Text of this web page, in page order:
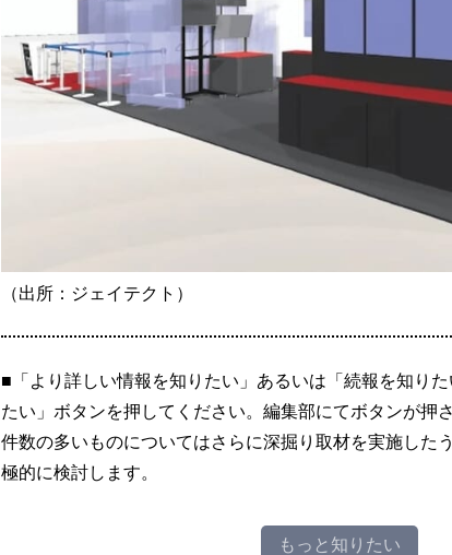
（出所：ジェイテクト）
■「より詳しい情報を知りたい」あるいは「続報を知り
たい」ボタンを押してください。編集部にてボタンが押
件数の多いものについてはさらに深掘り取材を実施した
極的に検討します。
もっと知りたい